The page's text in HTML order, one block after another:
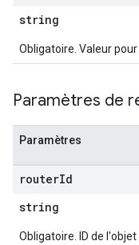
string
Obligatoire. Valeur pour
Paramètres de
Paramètres
routerId
string
Obligatoire. ID de